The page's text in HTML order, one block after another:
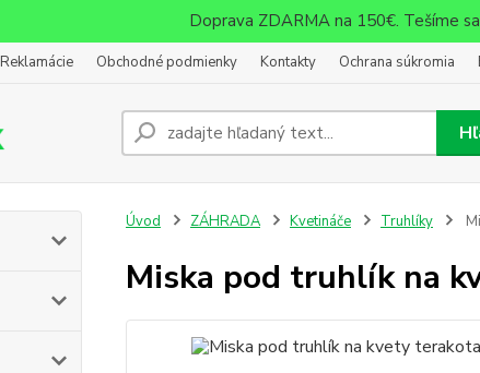
Doprava ZDARMA na 150€. Tešíme
Reklamácie Obchodné podmienky Kontakty Ochrana súkromia
Úvod ZÁHRADA Kvetináče Truhlíky
Miska pod truhlík na